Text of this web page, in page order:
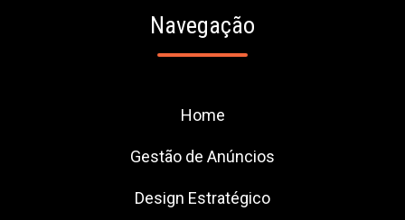
Navegação
Home
Gestão de Anúncios
Design Estratégico